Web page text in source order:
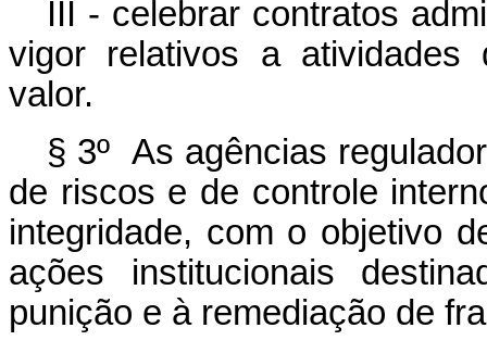
III - celebrar contratos
vigor relativos a atividades
valor.
§ 3º As agências
de riscos e de controle
integridade, com o objetivo
ações institucionais
punição e à remediação de